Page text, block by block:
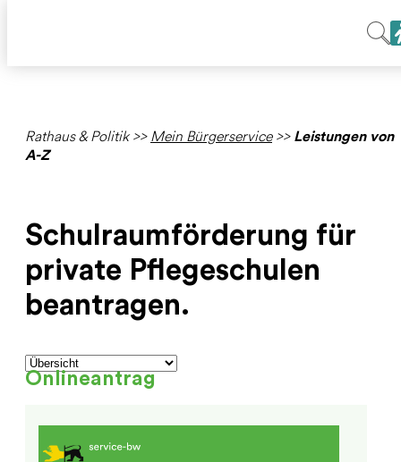
Rathaus & Politik>> Mein Bürgerservice>> Leistungen von
A-Z
Schulraumförderung für
private Pflegeschulen
beantragen.
Onlineantrag